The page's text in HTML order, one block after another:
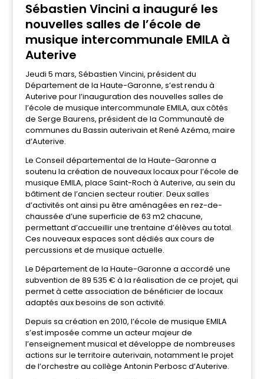
Sébastien Vincini a inauguré les
nouvelles salles de l’école de
musique intercommunale EMILA à
Auterive
Jeudi 5 mars, Sébastien Vincini, président du
Département de la Haute-Garonne, s’est rendu à
Auterive pour l’inauguration des nouvelles salles de
l’école de musique intercommunale EMILA, aux côtés
de Serge Baurens, président de la Communauté de
communes du Bassin auterivain et René Azéma, maire
d’Auterive.
Le Conseil départemental de la Haute-Garonne a
soutenu la création de nouveaux locaux pour l’école de
musique EMILA, place Saint-Roch à Auterive, au sein du
bâtiment de l’ancien secteur routier. Deux salles
d’activités ont ainsi pu être aménagées en rez-de-
chaussée d’une superficie de 63 m2 chacune,
permettant d’accueillir une trentaine d’élèves au total.
Ces nouveaux espaces sont dédiés aux cours de
percussions et de musique actuelle.
Le Département de la Haute-Garonne a accordé une
subvention de 89 535 € à la réalisation de ce projet, qui
permet à cette association de bénéficier de locaux
adaptés aux besoins de son activité.
Depuis sa création en 2010, l’école de musique EMILA
s’est imposée comme un acteur majeur de
l’enseignement musical et développe de nombreuses
actions sur le territoire auterivain, notamment le projet
de l’orchestre au collège Antonin Perbosc d’Auterive.